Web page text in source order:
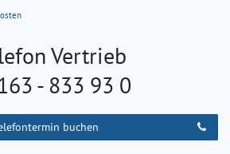
Vertrieb
- 833 93 0
buchen